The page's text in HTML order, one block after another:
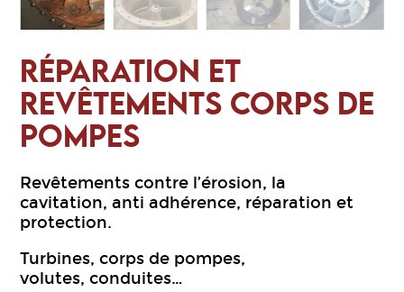
RÉPARATION ET
REVÊTEMENTS CORPS DE
POMPES
Revêtements contre l’érosion, la
cavitation, anti adhérence, réparation et
protection.
Turbines, corps de pompes,
volutes, conduites…